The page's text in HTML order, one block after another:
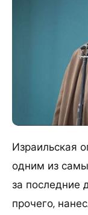
Израильская
одним из
за последние
прочего,